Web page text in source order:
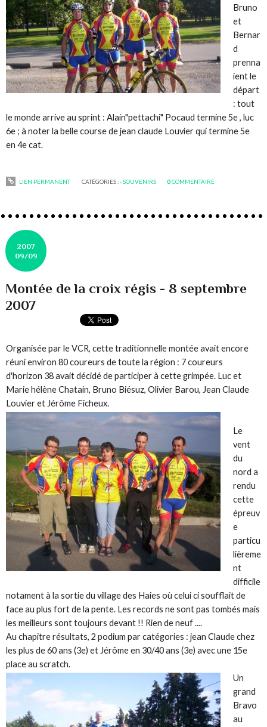
Bruno
et
Bernar
d
prenna
ient le
départ
: tout
le monde arrive au sprint : Alain"pettachi" Pocaud termine 5e , luc
6e ; à noter la belle course de jean claude Louvier qui termine 5e
en 4e cat.
LIEN PERMANENT CATÉGORIES :- SOUVENIRS 0COMMENTAIRE
2007
09/09
Montée de la croix régis - 8 septembre
2007
Organisée par le VCR, cette traditionnelle montée avait encore
réuni environ 80 coureurs de toute la région : 7 coureurs
d'horizon 38 avait décidé de participer à cette grimpée. Luc et
Marie hélène Chatain, Bruno Biésuz, Olivier Barou, Jean Claude
Louvier et Jérôme Ficheux.
Le
vent
du
nord a
rendu
cette
épreuv
e
particu
lièreme
nt
difficile
notament à la sortie du village des Haies où celui ci soufflait de
face au plus fort de la pente. Les records ne sont pas tombés mais
les meilleurs sont toujours devant !! Rien de neuf ....
Au chapitre résultats, 2 podium par catégories : jean Claude chez
les plus de 60 ans (3e) et Jérôme en 30/40 ans (3e) avec une 15e
place au scratch.
Un
grand
Bravo
au